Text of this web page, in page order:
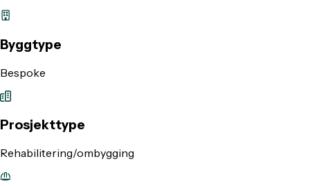
Byggtype
Bespoke
Prosjekttype
Rehabilitering/ombygging